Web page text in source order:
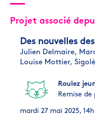
Projet associé
Des nouvelles
Julien Delmaire,
Louise Mottier,
Roulez
Remise de
mardi 27 mai 2025, 14h